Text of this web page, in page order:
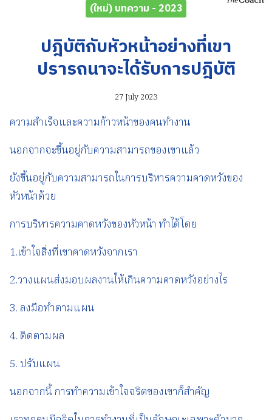
(ใหม่) บทความ - 2023
ปฎิบัติกับหัวหน้าอย่างที่เขา
ปรารถนาจะได้รับการปฎิบัติ
27 July 2023
ความสำเร็จและความก้าวหน้าของคนทำงาน
นอกจากจะขึ้นอยู่กับความสามารถของเขาแล้ว
ยังขึ้นอยู่กับความสามารถในการบริหารความคาดหวังของ
หัวหน้าด้วย
การบริหารความคาดหวังของหัวหน้า ทำได้โดย
1.เข้าใจสิ่งที่เขาคาดหวังจากเรา
2.วางแผนส่งมอบผลงานให้เกินความคาดหวังอย่างไร
3. ลงมือทำตามแผน
4. ติดตามผล
5. ปรับแผน
นอกจากนี้ การทำความเข้าใจจริตของเขาก็สำคัญ